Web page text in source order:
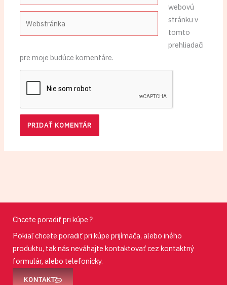
webovú
stránku v
tomto
prehliadači
pre moje budúce komentáre.
Chcete poradiť pri kúpe ?
Pokiaľ chcete poradiť pri kúpe prijímača, alebo iného
produktu, tak nás neváhajte kontaktovať cez kontaktný
formulár, alebo telefonicky.
KONTAKT